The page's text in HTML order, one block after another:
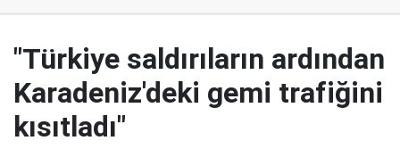
"Türkiye saldırıların ardından
Karadeniz'deki gemi trafiğini
kısıtladı"